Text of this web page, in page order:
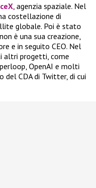
, agenzia spaziale. Nel
costellazione di
globale. Poi è stato
è una sua creazione,
e in seguito CEO. Nel
altri progetti, come
OpenAI e molti
CDA di Twitter, di cui